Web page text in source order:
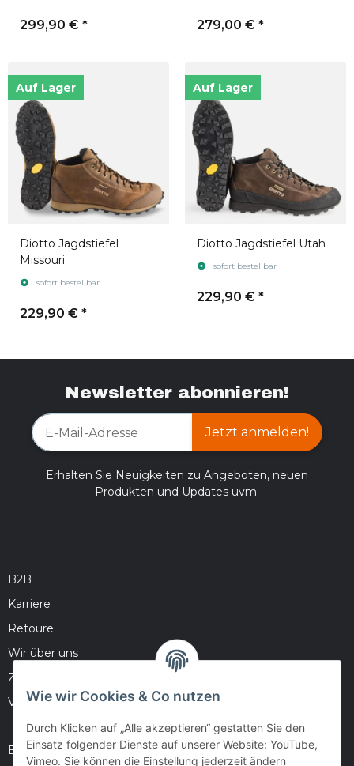
299,90 € * 279,00 € *
Auf Lager
Diotto Jagdstiefel
Missouri
sofort bestellbar
229,90 € *
Auf Lager
Diotto Jagdstiefel Utah
sofort bestellbar
229,90 € *
Newsletter abonnieren!
Jetzt anmelden!
Erhalten Sie Neuigkeiten zu Angeboten, neuen
Produkten und Updates uvm.
B2B
Karriere
Retoure
Wir über uns
Zahlungsmöglichkeiten
Versandinformationen
Barrierefreiheitserklärung
Wie wir Cookies & Co nutzen
Durch Klicken auf „Alle akzeptieren“ gestatten Sie den
Einsatz folgender Dienste auf unserer Website: YouTube,
Vimeo. Sie können die Einstellung jederzeit ändern